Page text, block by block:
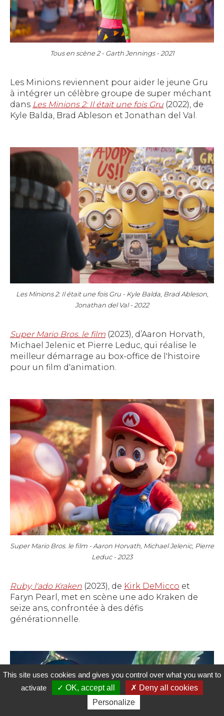
Tous en scène 2 - Garth Jennings - 2021
Les Minions reviennent pour aider le jeune Gru
à intégrer un célèbre groupe de super méchant
dans Les Minions 2: Il était une fois Gru (2022), de
Kyle Balda, Brad Ableson et Jonathan del Val.
Les Minions 2: Il était une fois Gru - Kyle Balda, Brad Ableson,
Jonathan del Val - 2022
Super Mario Bros. le film (2023), d’Aaron Horvath,
Michael Jelenic et Pierre Leduc, qui réalise le
meilleur démarrage au box-office de l'histoire
pour un film d'animation.
Super Mario Bros. le film - Aaron Horvath, Michael Jelenic, Pierre
Leduc - 2023
Ruby, l'ado Kraken (2023), de Kirk DeMicco et
Faryn Pearl, met en scène une ado Kraken de
seize ans, confrontée à des défis
générationnelle.
This site uses cookies and gives you control over what you want to
activate
OK, accept all
Deny all cookies
Personalize